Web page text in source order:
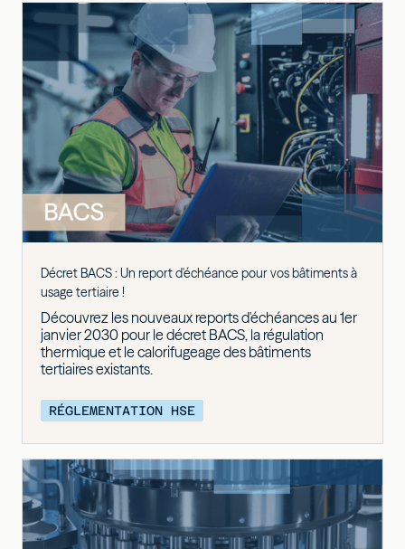
Décret BACS : Un report d'échéance pour vos bâtiments à
usage tertiaire !
Découvrez les nouveaux reports d'échéances au 1er
janvier 2030 pour le décret BACS, la régulation
thermique et le calorifugeage des bâtiments
tertiaires existants.
RÉGLEMENTATION HSE